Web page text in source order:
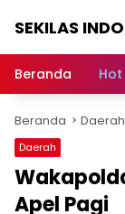
SEKILAS
Terkini,
Latest
World,
Headlines,
News
Today
Beranda
Beranda Daerah
Daerah
Apel Pagi